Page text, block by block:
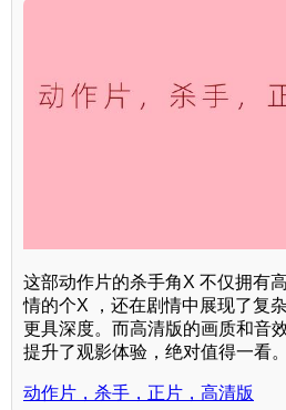
这部动作片的杀手角X 不仅拥有
情的个X ，还在剧情中展现了复
更具深度。而高清版的画质和音
提升了观影体验，绝对值得一看。
动作片，杀手，正片，高清版